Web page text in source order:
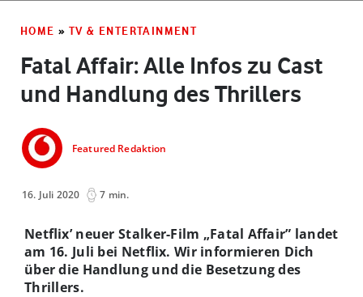
HOME » TV & ENTERTAINMENT
Fatal Affair: Alle Infos zu Cast
und Handlung des Thrillers
Featured Redaktion
16. Juli 2020 7 min.
Netflix’ neuer Stalker-Film „Fatal Affair” landet
am 16. Juli bei Netflix. Wir informieren Dich
über die Handlung und die Besetzung des
Thrillers.